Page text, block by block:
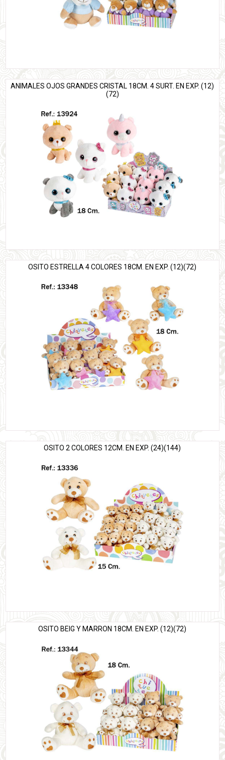
ANIMALES OJOS GRANDES CRISTAL 18CM. 4 SURT. EN EXP. (12)
(72)
OSITO ESTRELLA 4 COLORES 18CM. EN EXP. (12)(72)
OSITO 2 COLORES 12CM. EN EXP. (24)(144)
OSITO BEIG Y MARRON 18CM. EN EXP. (12)(72)